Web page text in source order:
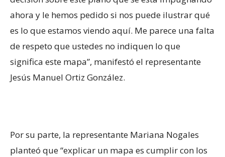
ahora y le hemos pedido si nos puede ilustrar qué
es lo que estamos viendo aquí. Me parece una falta
de respeto que ustedes no indiquen lo que
significa este mapa”, manifestó el representante
Jesús Manuel Ortiz González.
Por su parte, la representante Mariana Nogales
planteó que “explicar un mapa es cumplir con los